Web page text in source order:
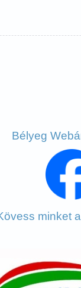
Bélyeg
minket